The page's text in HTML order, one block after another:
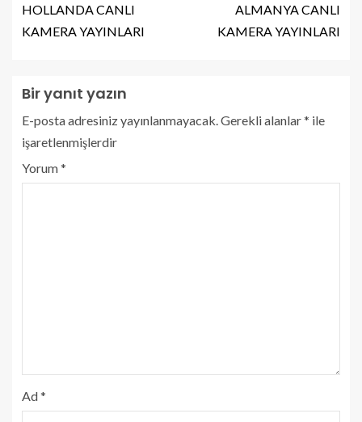
HOLLANDA CANLI
KAMERA YAYINLARI
ALMANYA CANLI
KAMERA YAYINLARI
Bir yanıt yazın
E-posta adresiniz yayınlanmayacak.Gerekli alanlar* ile
işaretlenmişlerdir
Yorum*
Ad*